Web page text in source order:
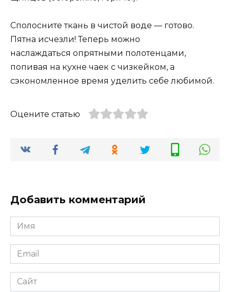
Сполосните ткань в чистой воде — готово.
Пятна исчезли! Теперь можно
наслаждаться опрятными полотенцами,
попивая на кухне чаек с чизкейком, а
сэкономленное время уделить себе любимой.
Оцените статью
Добавить комментарий
Имя
*
Email
*
Сайт